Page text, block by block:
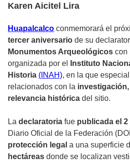
Karen Aicitel Lira
Huapalcalco conmemorará el
tercer aniversario de su
Monumentos Arqueológicos con
organizada por el
Instituto
Historia (INAH), en la que
relacionados con la
relevancia histórica del sitio.
La declaratoria fue publicada el
Diario Oficial de la Federación
protección legal a una superficie
hectáreas donde se localizan